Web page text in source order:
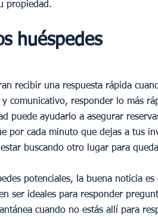
propiedad.
huéspedes
recibir una respuesta rápida
comunicativo, responder lo más
puede ayudarlo a asegurar
por cada minuto que dejas a tus
buscando otro lugar para
potenciales, la buena noticia es
ser ideales para responder
cuando no estás allí para